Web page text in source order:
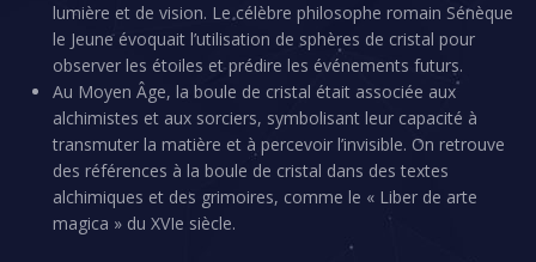
lumière et de vision. Le célèbre philosophe romain Sénèque
le Jeune évoquait l’utilisation de sphères de cristal pour
observer les étoiles et prédire les événements futurs.
Au Moyen Âge, la boule de cristal était associée aux
alchimistes et aux sorciers, symbolisant leur capacité à
transmuter la matière et à percevoir l’invisible. On retrouve
des références à la boule de cristal dans des textes
alchimiques et des grimoires, comme le « Liber de arte
magica » du XVIe siècle.